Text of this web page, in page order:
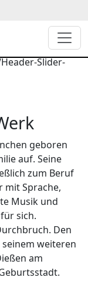
geboren
auf. Seine
zum Beruf
mit Sprache,
Musik und
sich.
Den
weiteren
am